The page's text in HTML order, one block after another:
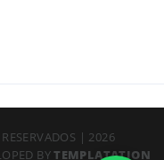
| 2026
BYTEMPLATATION